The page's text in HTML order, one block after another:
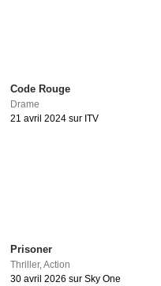
Code Rouge
Drame
21 avril 2024 sur ITV
Prisoner
Thriller,Action
30 avril 2026 sur Sky One